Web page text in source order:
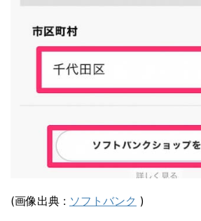
(画像出典 : ソフトバンク )